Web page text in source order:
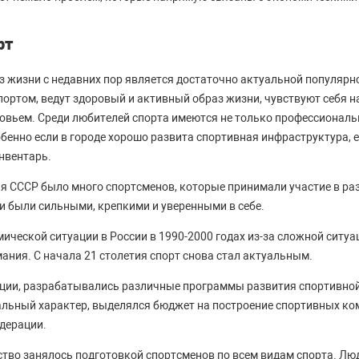
жизни с недавних пор является достаточно актуальной
ведут здоровый и активный образ жизни, чувствуют себя
Среди любителей спорта имеются не только
если в городе хорошо развита спортивная инфраструктура,
СССР было много спортсменов, которые принимали участие в
были сильными, крепкими и уверенными в себе.
ситуации в России в 1990-2000 годах из-за сложной
С начала 21 столетия спорт снова стал актуальным.
разрабатывались различные программы развития
характер, выделялся бюджет на построение спортивных
занялось подготовкой спортсменов по всем видам спорта.